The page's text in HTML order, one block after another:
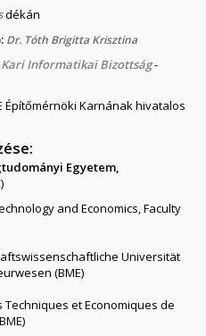
dékán
Dr. Tóth Brigitta Krisztina
Informatikai Bizottság-
Építőmérnöki Karnának hivatalos
Egyetem,
)
and Economics, Faculty
Universität
(BME)
et Economiques de